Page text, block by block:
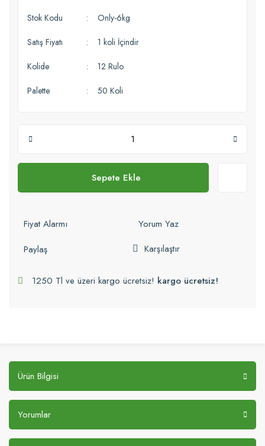
Stok Kodu Only-6kg
Satış Fiyatı 1 koli İçindir
Kolide 12 Rulo
Palette 50 Koli
Sepete Ekle
Fiyat Alarmı
Yorum Yaz
Paylaş
Karşılaştır
1250 Tl ve üzeri kargo ücretsiz! kargo ücretsiz!
Ürün Bilgisi
Yorumlar